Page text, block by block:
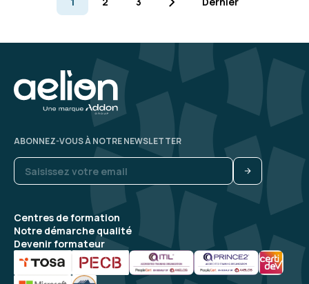
Centres de formation
Notre démarche qualité
Devenir formateur
ABONNEZ-VOUS À NOTRE NEWSLETTER